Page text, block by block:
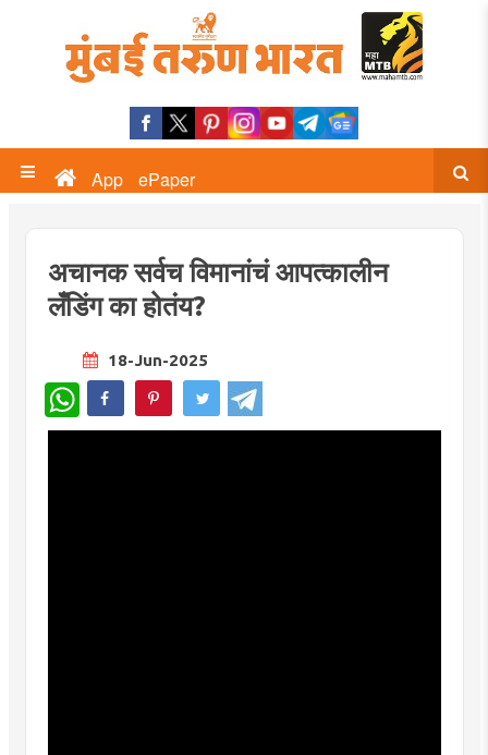
App ePaper
अचानक सर्वच विमानांचं आपत्कालीन
लँडिंग का होतंय?
18-Jun-2025
WhatsApp